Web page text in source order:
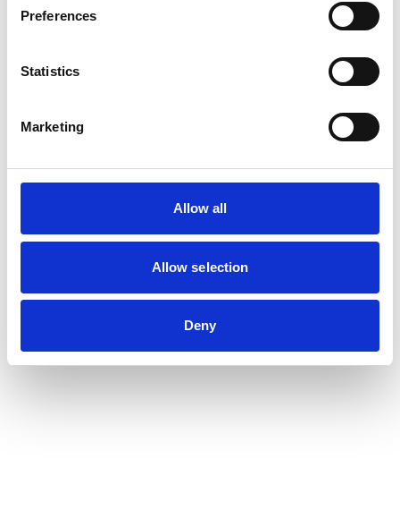
Preferences
Statistics
Marketing
Allow all
Allow selection
Deny